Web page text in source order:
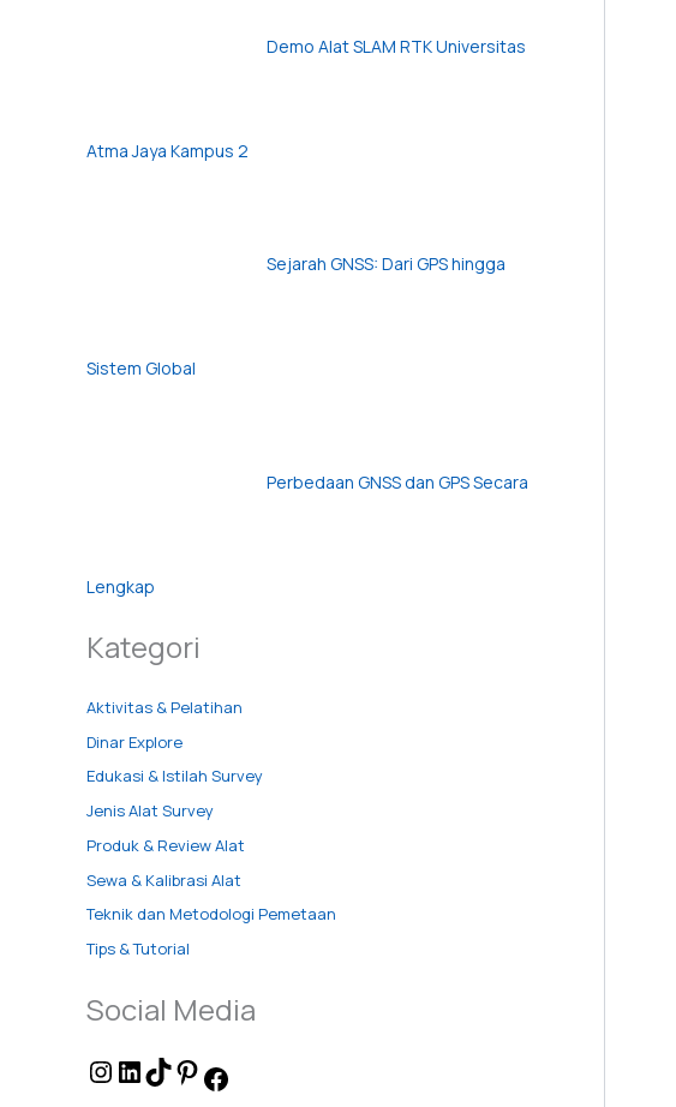
Demo Alat SLAM RTK Universitas
Atma Jaya Kampus 2
Sejarah GNSS: Dari GPS hingga
Sistem Global
Perbedaan GNSS dan GPS Secara
Lengkap
Kategori
Aktivitas & Pelatihan
Dinar Explore
Edukasi & Istilah Survey
Jenis Alat Survey
Produk & Review Alat
Sewa & Kalibrasi Alat
Teknik dan Metodologi Pemetaan
Tips & Tutorial
Social Media